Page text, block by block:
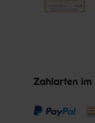
Zahlarten im